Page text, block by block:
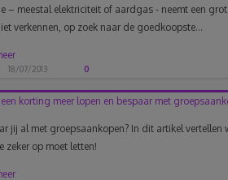
– meestal elektriciteit of aardgas - neemt een
verkennen, op zoek naar de goedkoopste...
18/07/2013 0
korting meer lopen en bespaar met
jij al met groepsaankopen? In dit artikel vertellen
zeker op moet letten!